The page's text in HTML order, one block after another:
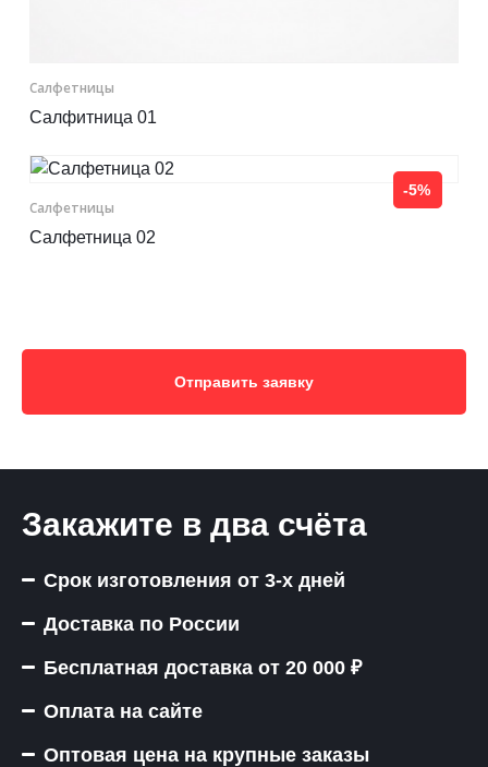
8 (800) 333-72-11
Салфетницы
Салфитница 01
-5%
Салфетницы
Салфетница 02
Отправить заявку
Закажите в два счёта
Срок изготовления от 3-х дней
Доставка по России
Бесплатная доставка от 20 000 ₽
Оплата на сайте
Оптовая цена на крупные заказы